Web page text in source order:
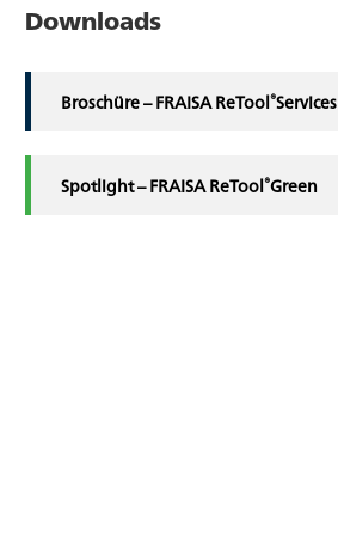
Downloads
Broschüre – FRAISA ReTool®Services
Spotlight – FRAISA ReTool®Green